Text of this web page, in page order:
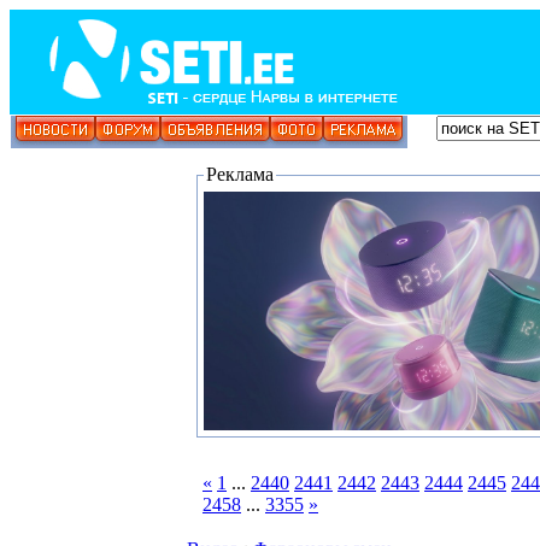
Реклама
« 1 ... 2440 2441 2442 2443 2444 2445
2458 ... 3355 »